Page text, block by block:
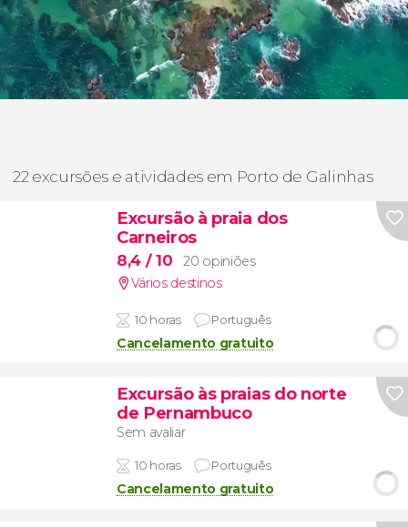
22 excursões e atividades em Porto de Galinhas
Excursão à praia dos
Carneiros
8,4 / 10
20 opiniões
Vários destinos
10 horas Português
Cancelamento gratuito
Excursão às praias do norte
de Pernambuco
Sem avaliar
10 horas Português
Cancelamento gratuito